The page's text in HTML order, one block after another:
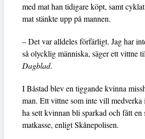
med mat han tidigare köpt, samt
mat stänkte upp på mannen.
– Det var alldeles förfärligt. Jag har
så olycklig människa, säger ett vittne
Dagblad.
I Båstad blev en tiggande kvinna
man. Ett vittne som inte vill medverka
ha sett kvinnan bli sparkad och fått en
matkasse, enligt Skånepolisen.